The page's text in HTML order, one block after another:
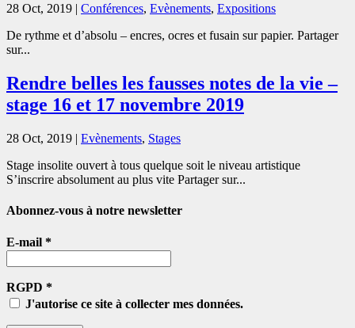
28 Oct, 2019 | Conférences, Evènements, Expositions
De rythme et d’absolu – encres, ocres et fusain sur papier. Partager
sur...
Rendre belles les fausses notes de la vie –
stage 16 et 17 novembre 2019
28 Oct, 2019 | Evènements, Stages
Stage insolite ouvert à tous quelque soit le niveau artistique
S’inscrire absolument au plus vite Partager sur...
Abonnez-vous à notre newsletter
E-mail *
RGPD *
J'autorise ce site à collecter mes données.